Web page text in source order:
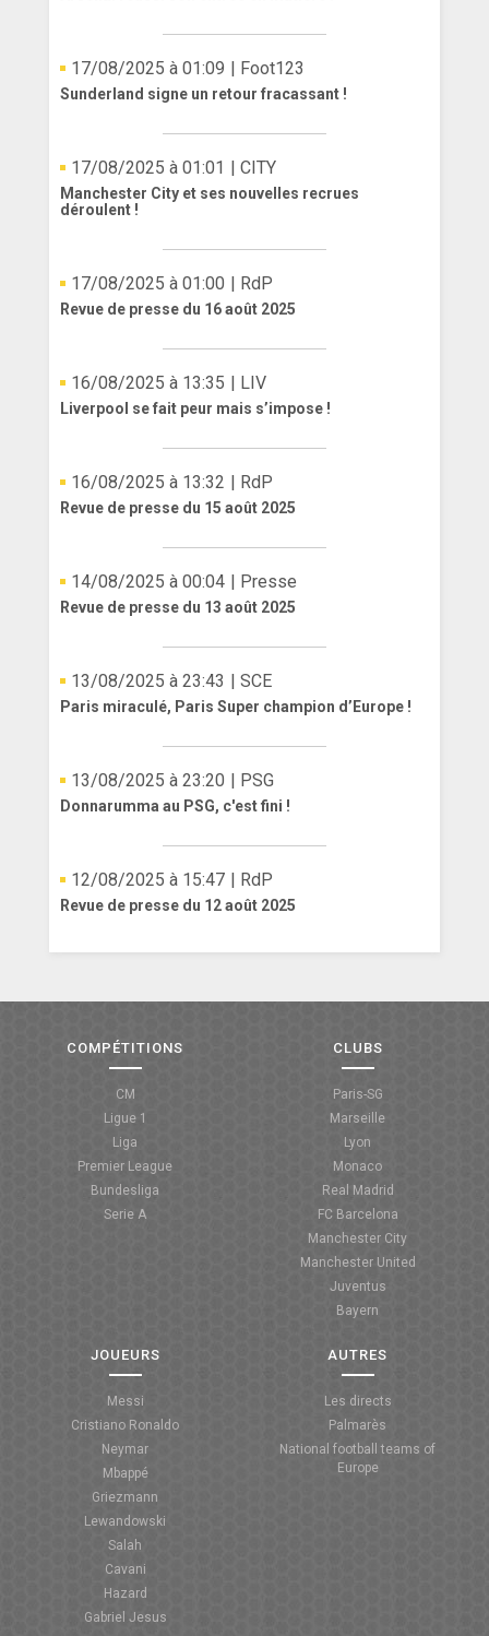
17/08/2025 à 01:09 | Foot123
Sunderland signe un retour fracassant !
17/08/2025 à 01:01 | CITY
Manchester City et ses nouvelles recrues
déroulent !
17/08/2025 à 01:00 | RdP
Revue de presse du 16 août 2025
16/08/2025 à 13:35 | LIV
Liverpool se fait peur mais s’impose !
16/08/2025 à 13:32 | RdP
Revue de presse du 15 août 2025
14/08/2025 à 00:04 | Presse
Revue de presse du 13 août 2025
13/08/2025 à 23:43 | SCE
Paris miraculé, Paris Super champion d’Europe !
13/08/2025 à 23:20 | PSG
Donnarumma au PSG, c'est fini !
12/08/2025 à 15:47 | RdP
Revue de presse du 12 août 2025
COMPÉTITIONS
CM
Ligue 1
Liga
Premier League
Bundesliga
Serie A
CLUBS
Paris-SG
Marseille
Lyon
Monaco
Real Madrid
FC Barcelona
Manchester City
Manchester United
Juventus
Bayern
JOUEURS
Messi
Cristiano Ronaldo
Neymar
Mbappé
Griezmann
Lewandowski
Salah
Cavani
Hazard
Gabriel Jesus
AUTRES
Les directs
Palmarès
National football teams of
Europe